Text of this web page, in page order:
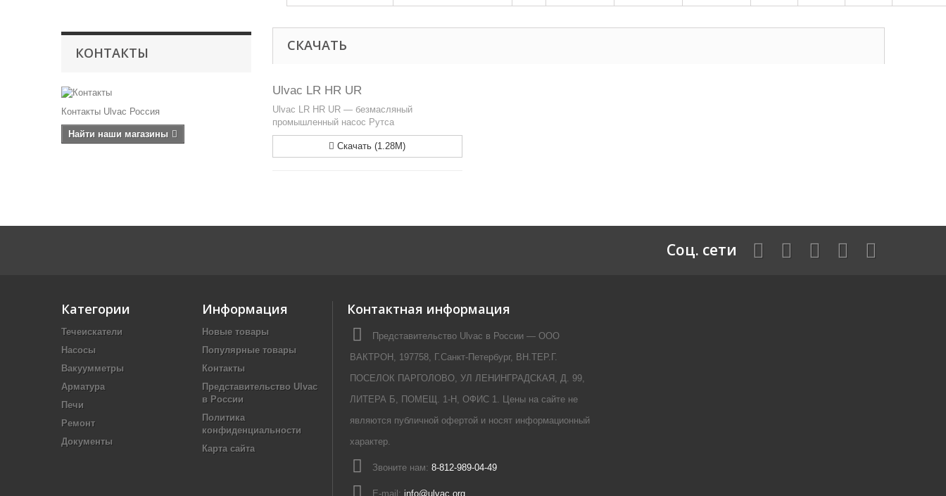
КОНТАКТЫ
Контакты Ulvac Россия
Найти наши магазины
СКАЧАТЬ
Ulvac LR HR UR
Ulvac LR HR UR — безмасляный
промышленный насос Рутса
Скачать (1.28M)
Соц. сети
Категории
Течеискатели
Насосы
Вакуумметры
Арматура
Печи
Ремонт
Документы
Информация
Новые товары
Популярные товары
Контакты
Представительство Ulvac
в России
Политика
конфиденциальности
Карта сайта
Контактная информация
Представительство Ulvac в России — ООО
ВАКТРОН, 197758, Г.Санкт-Петербург, ВН.ТЕР.Г.
ПОСЕЛОК ПАРГОЛОВО, УЛ ЛЕНИНГРАДСКАЯ, Д. 99,
ЛИТЕРА Б, ПОМЕЩ. 1-Н, ОФИС 1. Цены на сайте не
являются публичной офертой и носят информационный
характер.
Звоните нам: 8-812-989-04-49
E-mail: info@ulvac.org